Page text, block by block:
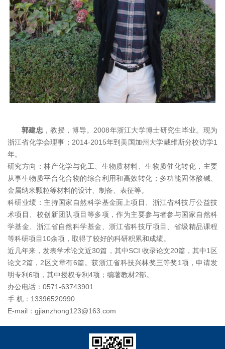
郭建忠 ，教授，博导。2008年浙江大学博士研究生毕业。现为
浙江省化学会理事；2014-2015年到美国加州大学戴维斯分校访学1
年。
研究方向：林产化学与化工、生物质材料、生物质催化转化，主要
从事生物质平台化合物的综合利用和高效转化；多功能固体酸碱、
金属纳米颗粒等材料的设计、制备、表征等。
科研业绩：主持国家自然科学基金面上项目、浙江省科技厅公益技
术项目、校创新团队项目等多项，作为主要参与者参与国家自然科
学基金、浙江省自然科学基金、浙江省科技厅项目、省级精品课程
等科研项目10余项，取得了较好的科研积累和成绩。
近几年来，发表学术论文近30篇，其中SCI 收录论文20篇，其中1区
论文2篇，2区文章有6篇。获浙江省科技兴林奖三等奖1项，申请发
明专利6项，其中授权专利4项；编著教材2部。
办公电话：0571-63743901
手 机：13396520990
E-mail： gjianzhong123@163.com